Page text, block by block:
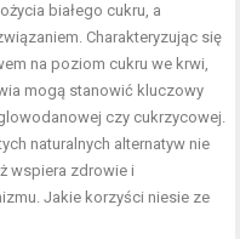
białego cukru, a
Charakteryzując się
na poziom cukru we krwi,
mogą stanowić kluczowy
czy cukrzycowej.
naturalnych alternatyw nie
wspiera zdrowie i
Jakie korzyści niesie ze